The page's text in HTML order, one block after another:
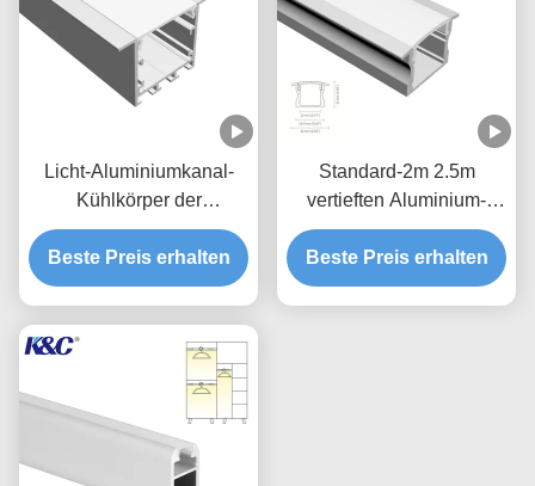
Licht-Aluminiumkanal-
Kühlkörper der
Großmacht-35*35mm
vertiefter LED
Beste Preis erhalten
Standard-2m 2.5m
vertieften Aluminium-
LED-Profil mit PC
Abdeckung
Beste Preis erhalten